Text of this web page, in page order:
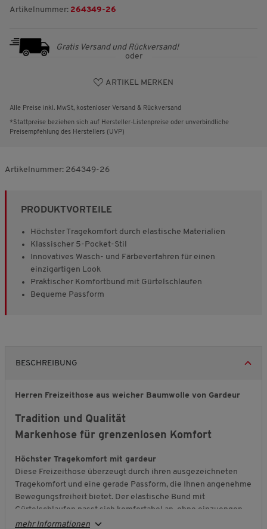
Artikelnummer: 264349-26
Gratis Versand und Rückversand!
oder
ARTIKEL MERKEN
Alle Preise inkl. MwSt, kostenloser Versand & Rückversand
*Stattpreise beziehen sich auf Hersteller-Listenpreise oder unverbindliche
Preisempfehlung des Herstellers (UVP)
Artikelnummer: 264349-26
PRODUKTVORTEILE
Höchster Tragekomfort durch elastische Materialien
Klassischer 5-Pocket-Stil
Innovatives Wasch- und Färbeverfahren für einen
einzigartigen Look
Praktischer Komfortbund mit Gürtelschlaufen
Bequeme Passform
BESCHREIBUNG
Herren Freizeithose aus weicher Baumwolle von Gardeur
Tradition und Qualität
Markenhose für grenzenlosen Komfort
Höchster Tragekomfort mit gardeur
Diese Freizeithose überzeugt durch ihren ausgezeichneten
Tragekomfort und eine gerade Passform, die Ihnen angenehme
Bewegungsfreiheit bietet. Der elastische Bund mit
Gürtelschlaufen passt sich komfortabel an, ohne einzuengen.
Gleichzeitig sorgt der klassische
mehr Informationen